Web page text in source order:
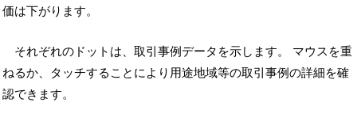
価は下がります。
それぞれのドットは、取引事例データを示します。 マウスを重
ねるか、タッチすることにより用途地域等の取引事例の詳細を確
認できます。